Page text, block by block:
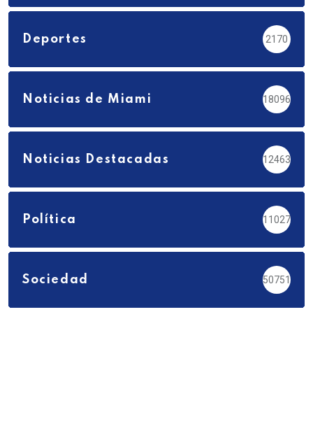
Deportes 2170
Noticias de Miami 18096
Noticias Destacadas 12463
Política 11027
Sociedad 50751